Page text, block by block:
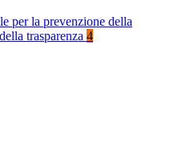
per la prevenzione della
trasparenza 4